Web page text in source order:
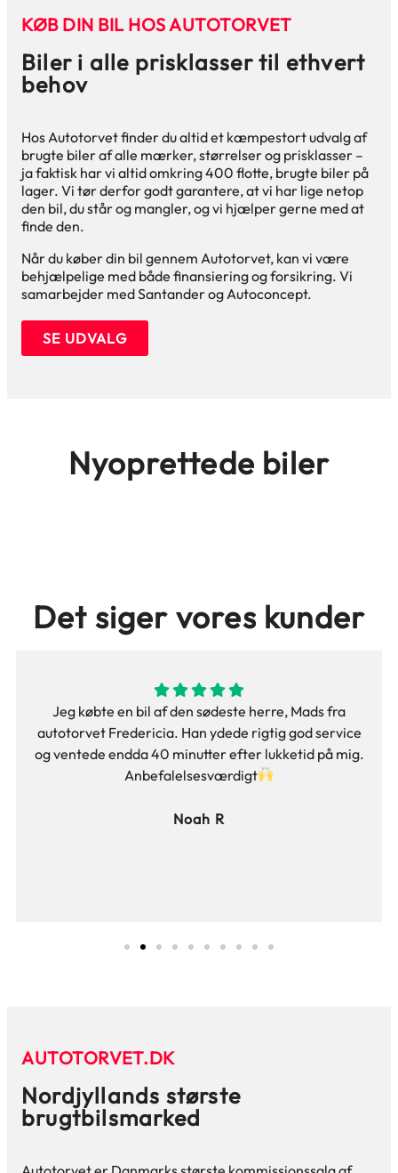
KØB DIN BIL HOS AUTOTORVET
Biler i alle prisklasser til ethvert
behov
Hos Autotorvet finder du altid et kæmpestort udvalg af
brugte biler af alle mærker, størrelser og prisklasser –
ja faktisk har vi altid omkring 400 flotte, brugte biler på
lager. Vi tør derfor godt garantere, at vi har lige netop
den bil, du står og mangler, og vi hjælper gerne med at
finde den.
Når du køber din bil gennem Autotorvet, kan vi være
behjælpelige med både finansiering og forsikring. Vi
samarbejder med Santander og Autoconcept.
SE UDVALG
Nyoprettede biler
Det siger vores kunder
Jeg købte en bil af den sødeste herre, Mads fra
autotorvet Fredericia. Han ydede rigtig god service
og ventede endda 40 minutter efter lukketid på mig.
Anbefalelsesværdigt
Noah R
AUTOTORVET.DK
Nordjyllands største
brugtbilsmarked